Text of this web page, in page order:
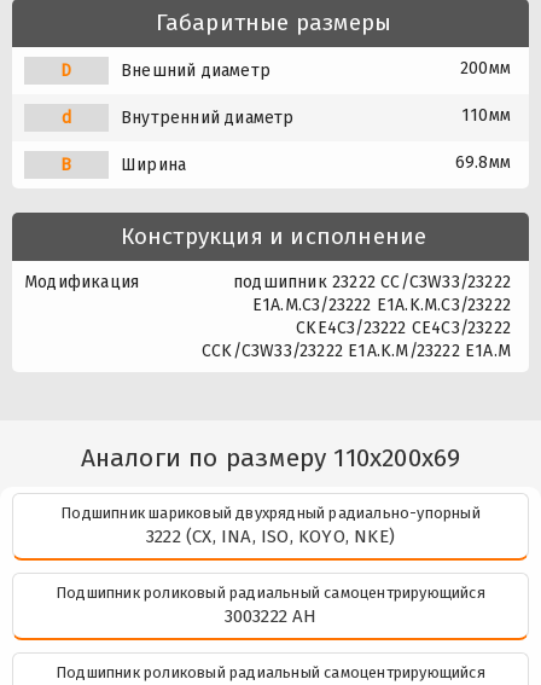
Габаритные размеры
D Внешний диаметр 200мм
d Внутренний диаметр 110мм
B Ширина 69.8мм
Конструкция и исполнение
Модификация
подшипник 23222 CC/C3W33/23222
E1A.M.C3/23222 E1A.K.M.C3/23222
CKE4C3/23222 CE4C3/23222
CCK/C3W33/23222 E1A.K.M/23222 E1A.M
Аналоги по размеру 110x200x69
Подшипник шариковый двухрядный радиально-упорный
3222 (CX, INA, ISO, KOYO, NKE)
Подшипник роликовый радиальный самоцентрирующийся
3003222 АН
Подшипник роликовый радиальный самоцентрирующийся